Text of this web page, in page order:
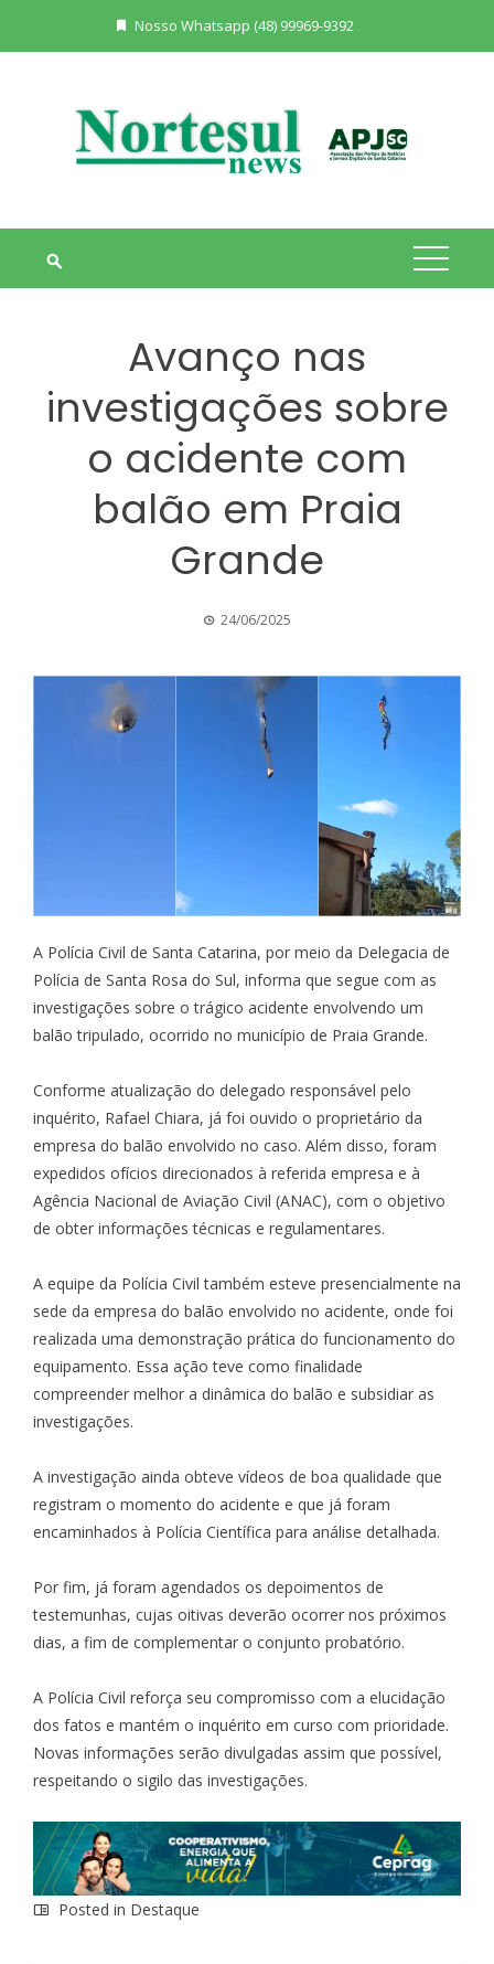
Nosso Whatsapp (48) 99969-9392
Avanço nas
investigações sobre
o acidente com
balão em Praia
Grande
24/06/2025
A Polícia Civil de Santa Catarina, por meio da Delegacia de
Polícia de Santa Rosa do Sul, informa que segue com as
investigações sobre o trágico acidente envolvendo um
balão tripulado, ocorrido no município de Praia Grande.
Conforme atualização do delegado responsável pelo
inquérito, Rafael Chiara, já foi ouvido o proprietário da
empresa do balão envolvido no caso. Além disso, foram
expedidos ofícios direcionados à referida empresa e à
Agência Nacional de Aviação Civil (ANAC), com o objetivo
de obter informações técnicas e regulamentares.
A equipe da Polícia Civil também esteve presencialmente na
sede da empresa do balão envolvido no acidente, onde foi
realizada uma demonstração prática do funcionamento do
equipamento. Essa ação teve como finalidade
compreender melhor a dinâmica do balão e subsidiar as
investigações.
A investigação ainda obteve vídeos de boa qualidade que
registram o momento do acidente e que já foram
encaminhados à Polícia Científica para análise detalhada.
Por fim, já foram agendados os depoimentos de
testemunhas, cujas oitivas deverão ocorrer nos próximos
dias, a fim de complementar o conjunto probatório.
A Polícia Civil reforça seu compromisso com a elucidação
dos fatos e mantém o inquérito em curso com prioridade.
Novas informações serão divulgadas assim que possível,
respeitando o sigilo das investigações.
Posted in Destaque